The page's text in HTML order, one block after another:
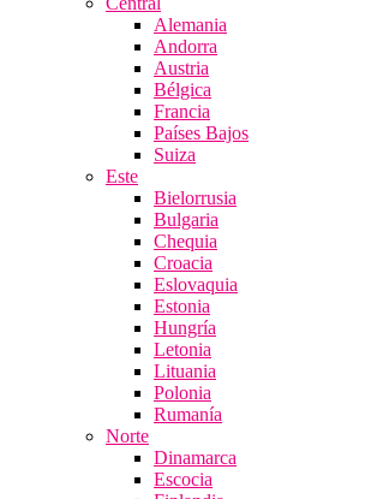
Alemania
Andorra
Austria
Bélgica
Francia
Países Bajos
Suiza
Este
Bielorrusia
Bulgaria
Chequia
Croacia
Eslovaquia
Estonia
Hungría
Letonia
Lituania
Polonia
Rumanía
Norte
Dinamarca
Escocia